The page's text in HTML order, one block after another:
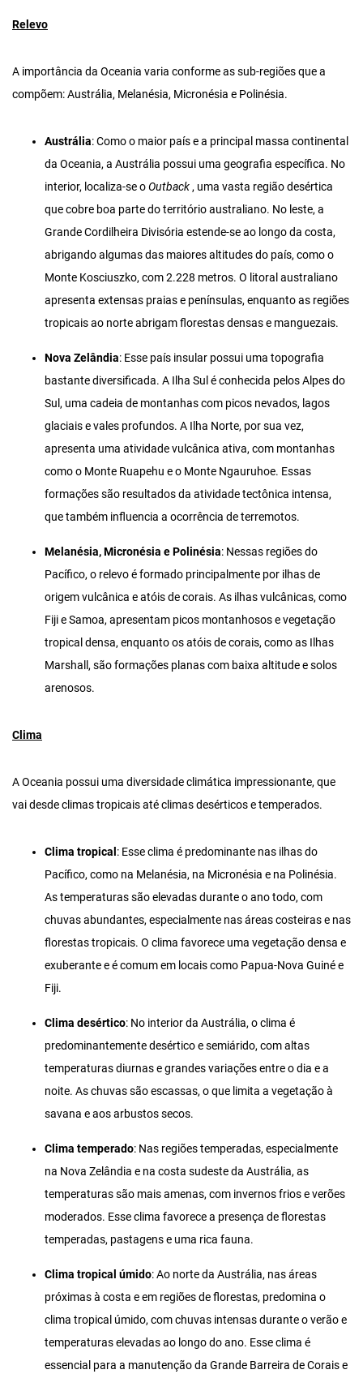
Relevo
A importância da Oceania varia conforme as sub-regiões que a
compõem: Austrália, Melanésia, Micronésia e Polinésia.
Austrália: Como o maior país e a principal massa continental
da Oceania, a Austrália possui uma geografia específica. No
interior, localiza-se oOutback, uma vasta região desértica
que cobre boa parte do território australiano. No leste, a
Grande Cordilheira Divisória estende-se ao longo da costa,
abrigando algumas das maiores altitudes do país, como o
Monte Kosciuszko, com 2.228 metros. O litoral australiano
apresenta extensas praias e penínsulas, enquanto as regiões
tropicais ao norte abrigam florestas densas e manguezais.
Nova Zelândia: Esse país insular possui uma topografia
bastante diversificada. A Ilha Sul é conhecida pelos Alpes do
Sul, uma cadeia de montanhas com picos nevados, lagos
glaciais e vales profundos. A Ilha Norte, por sua vez,
apresenta uma atividade vulcânica ativa, com montanhas
como o Monte Ruapehu e o Monte Ngauruhoe. Essas
formações são resultados da atividade tectônica intensa,
que também influencia a ocorrência de terremotos.
Melanésia, Micronésia e Polinésia: Nessas regiões do
Pacífico, o relevo é formado principalmente por ilhas de
origem vulcânica e atóis de corais. As ilhas vulcânicas, como
Fiji e Samoa, apresentam picos montanhosos e vegetação
tropical densa, enquanto os atóis de corais, como as Ilhas
Marshall, são formações planas com baixa altitude e solos
arenosos.
Clima
A Oceania possui uma diversidade climática impressionante, que
vai desde climas tropicais até climas desérticos e temperados.
Clima tropical : Esse clima é predominante nas ilhas do
Pacífico, como na Melanésia, na Micronésia e na Polinésia.
As temperaturas são elevadas durante o ano todo, com
chuvas abundantes, especialmente nas áreas costeiras e nas
florestas tropicais. O clima favorece uma vegetação densa e
exuberante e é comum em locais como Papua-Nova Guiné e
Fiji.
Clima desértico: No interior da Austrália, o clima é
predominantemente desértico e semiárido, com altas
temperaturas diurnas e grandes variações entre o dia e a
noite. As chuvas são escassas, o que limita a vegetação à
savana e aos arbustos secos.
Clima temperado: Nas regiões temperadas, especialmente
na Nova Zelândia e na costa sudeste da Austrália, as
temperaturas são mais amenas, com invernos frios e verões
moderados. Esse clima favorece a presença de florestas
temperadas, pastagens e uma rica fauna.
Clima tropical úmido: Ao norte da Austrália, nas áreas
próximas à costa e em regiões de florestas, predomina o
clima tropical úmido, com chuvas intensas durante o verão e
temperaturas elevadas ao longo do ano. Esse clima é
essencial para a manutenção da Grande Barreira de Corais e